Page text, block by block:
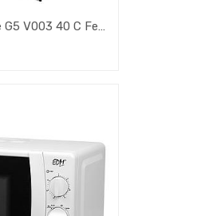
Ventoinha De Pe G5 V003 40 C Ferrari